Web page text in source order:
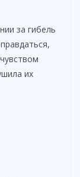
за гибель
их